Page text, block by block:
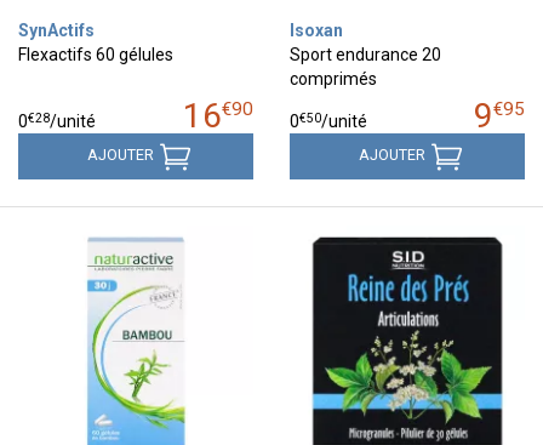
SynActifs
Flexactifs 60 gélules
16€90
0€28/unité
AJOUTER
Isoxan
Sport endurance 20
comprimés
9€95
0€50/unité
AJOUTER